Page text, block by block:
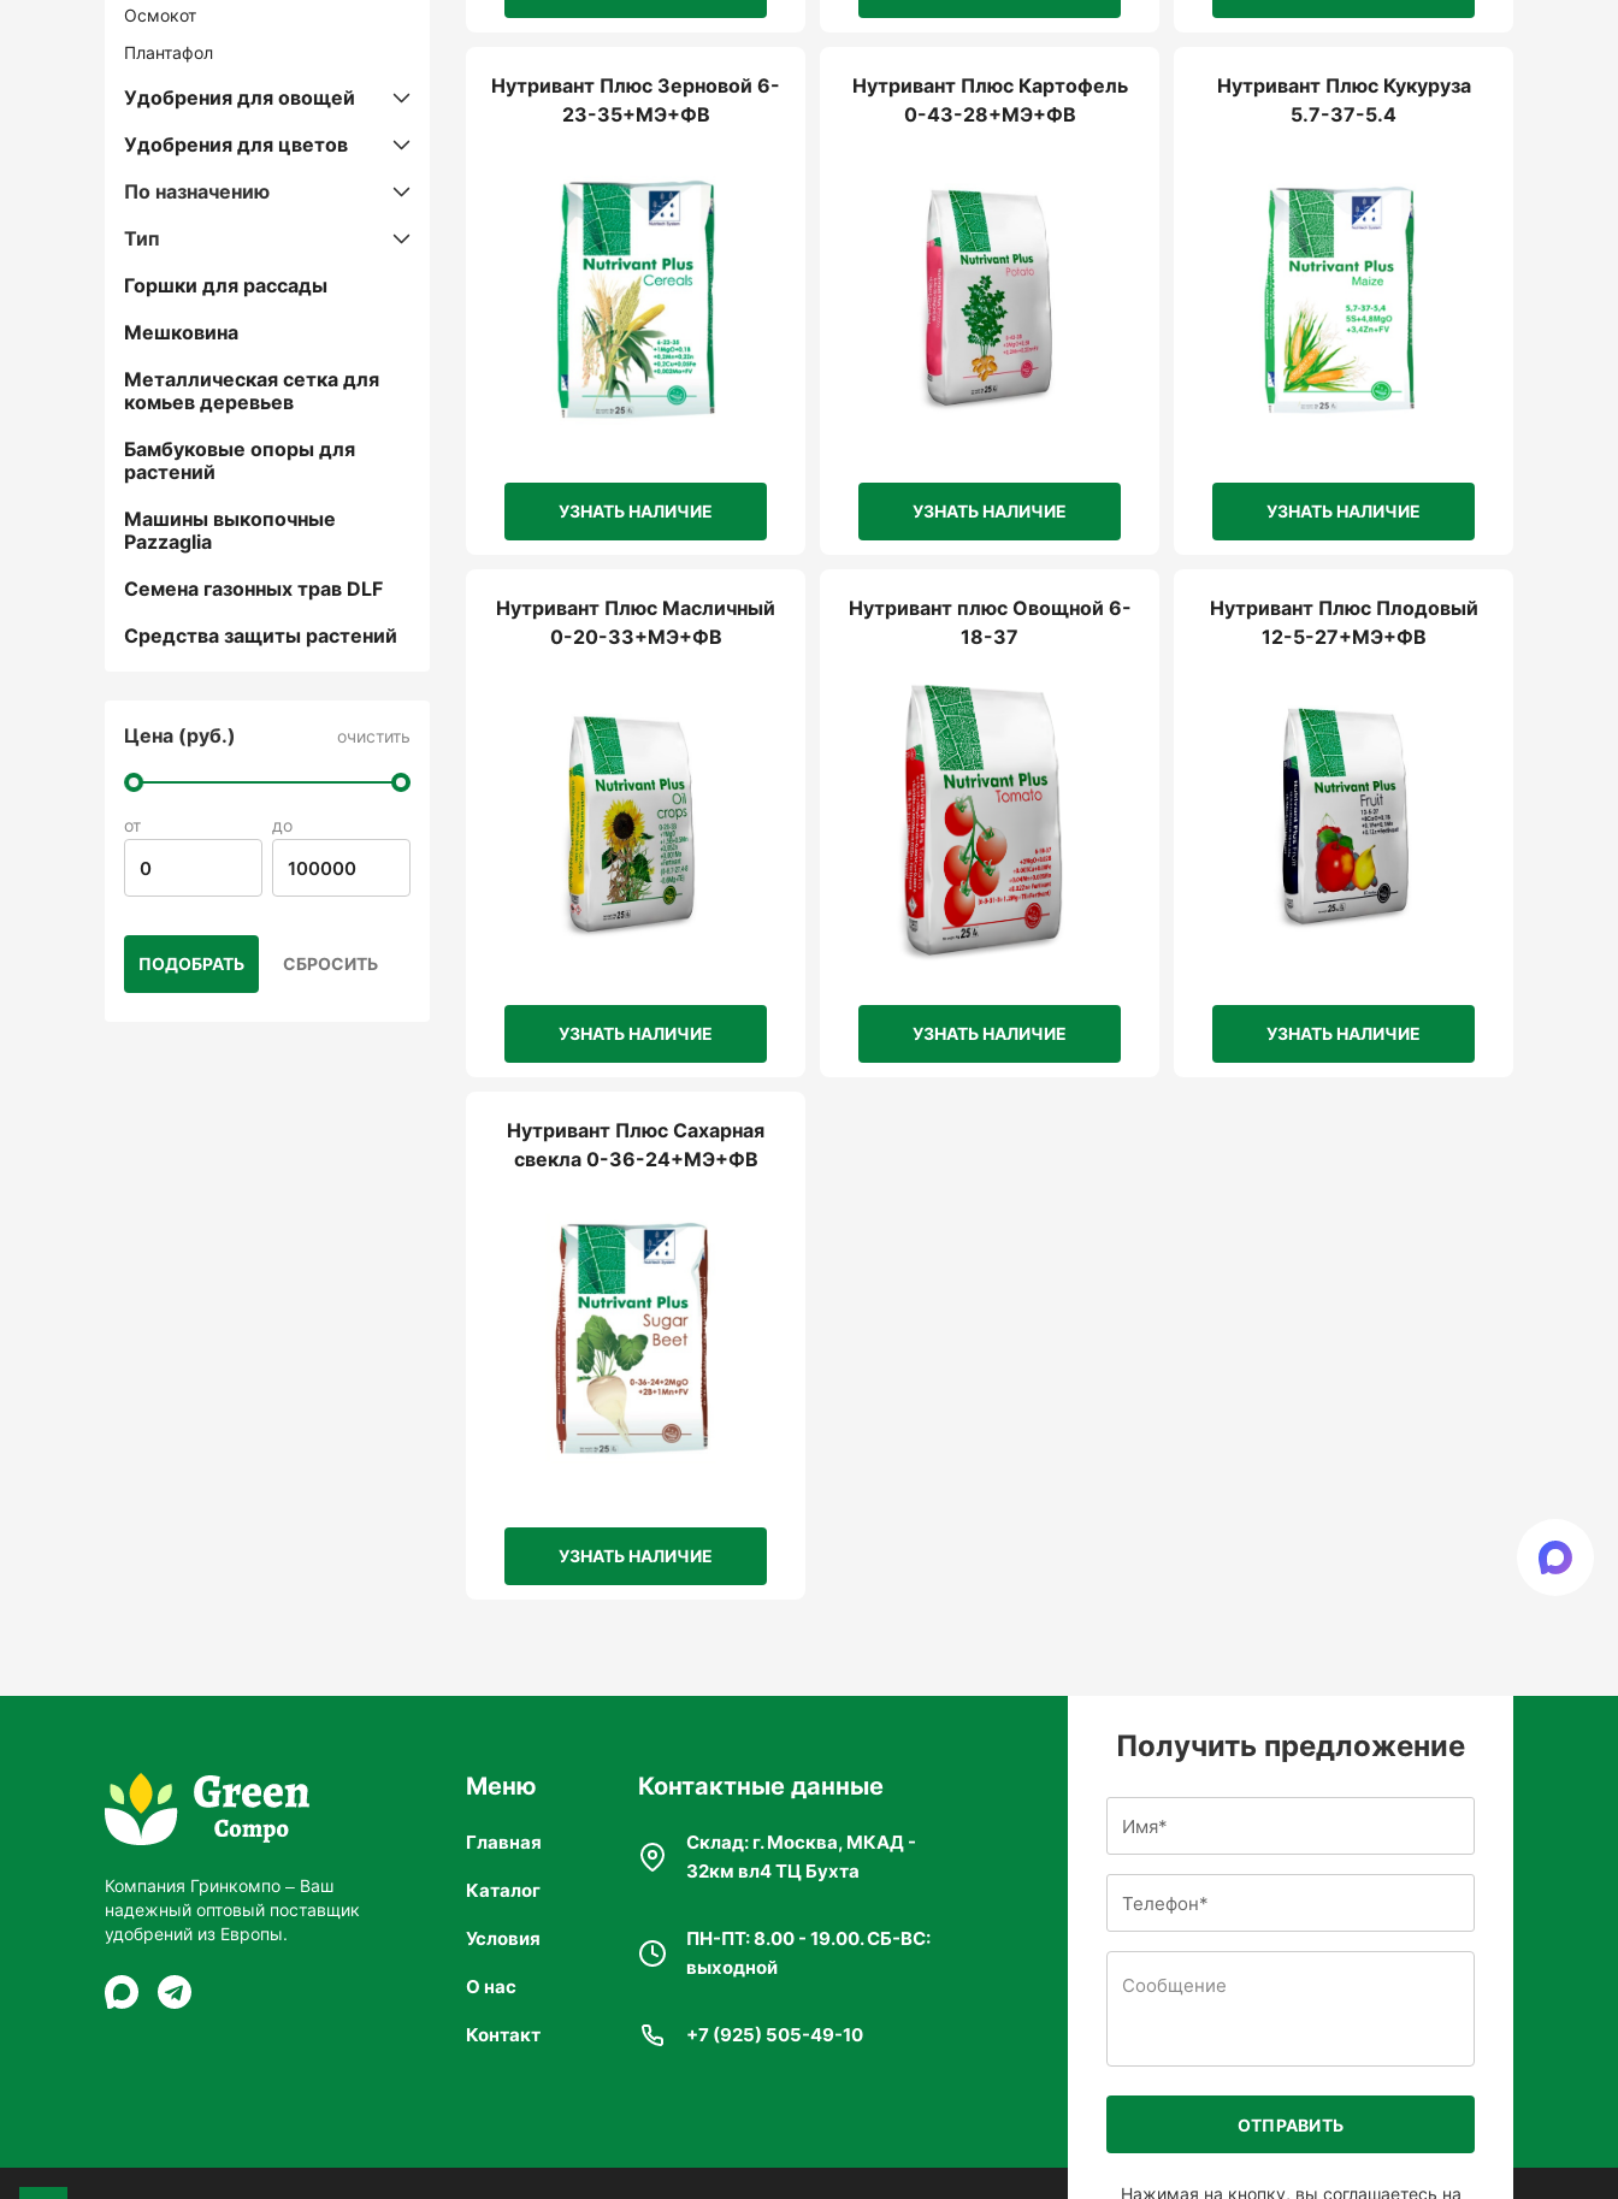
Осмокот
Плантафол
Удобрения для овощей
Удобрения для цветов
По назначению
Тип
Горшки для рассады
Мешковина
Металлическая сетка для
комьев деревьев
Бамбуковые опоры для
растений
Машины выкопочные
Pazzaglia
Семена газонных трав DLF
Средства защиты растений
Цена (руб.) очистить
от до
ПОДОБРАТЬ СБРОСИТЬ
Нутривант Плюс Зерновой 6-
23-35+МЭ+ФВ
УЗНАТЬ НАЛИЧИЕ
Нутривант Плюс Картофель
0-43-28+МЭ+ФВ
УЗНАТЬ НАЛИЧИЕ
Нутривант Плюс Кукуруза
5.7-37-5.4
УЗНАТЬ НАЛИЧИЕ
Нутривант Плюс Масличный
0-20-33+МЭ+ФВ
УЗНАТЬ НАЛИЧИЕ
Нутривант плюс Овощной 6-
18-37
УЗНАТЬ НАЛИЧИЕ
Нутривант Плюс Плодовый
12-5-27+МЭ+ФВ
УЗНАТЬ НАЛИЧИЕ
Нутривант Плюс Сахарная
свекла 0-36-24+МЭ+ФВ
УЗНАТЬ НАЛИЧИЕ
Компания Гринкомпо – Ваш
надежный оптовый поставщик
удобрений из Европы.
Меню
Главная
Каталог
Условия
О нас
Контакт
Контактные данные
Склад: г. Москва, МКАД -
32км вл4 ТЦ Бухта
ПН-ПТ: 8.00 - 19.00. СБ-ВС:
выходной
+7 (925) 505-49-10
Получить предложение
ОТПРАВИТЬ
Нажимая на кнопку, вы соглашаетесь на